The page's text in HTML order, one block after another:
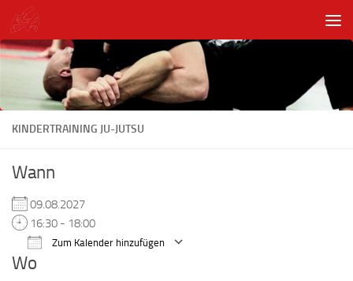
Unter dem Inhalt
KINDERTRAINING JU-JUTSU
Wann
09.08.2027
16:30 - 18:00
Zum Kalender hinzufügen
Wo